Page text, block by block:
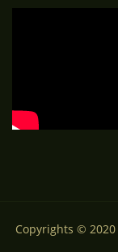
Copyrights © 2020